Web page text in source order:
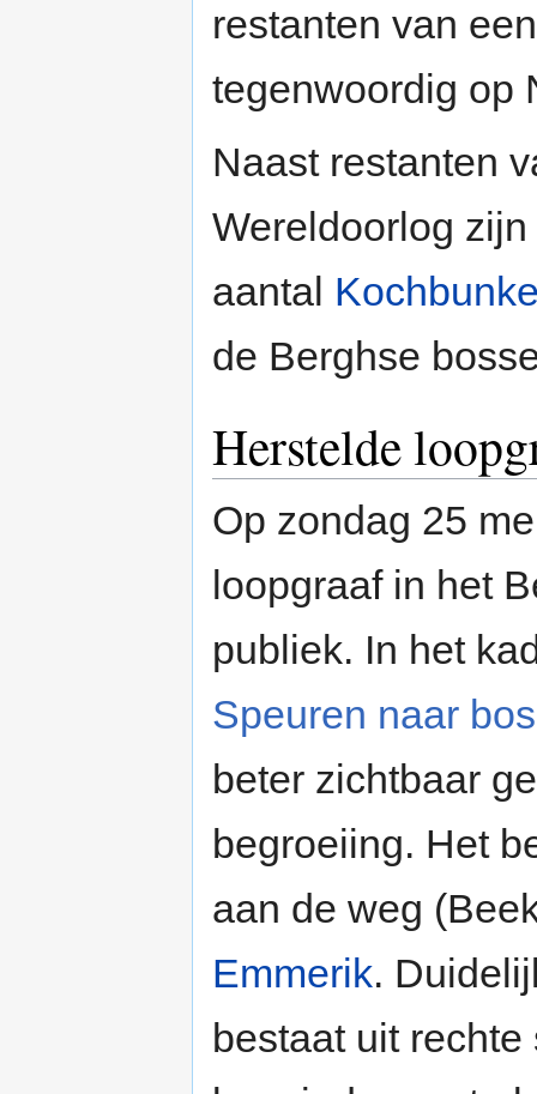
restanten van
tegenwoordig op
Naast restanten
Wereldoorlog
aantal
de Berghse
Herstelde
Op zondag 25
loopgraaf in het
publiek. In het
Speuren naar
beter zichtbaar
begroeiing. Het
aan de weg
Emmerik.
bestaat uit